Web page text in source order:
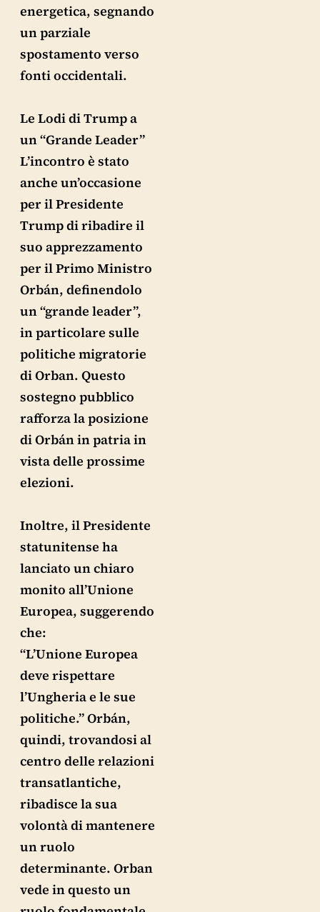
energetica, segnando
un parziale
spostamento verso
fonti occidentali.
Le Lodi di Trump a
un “Grande Leader”
L’incontro è stato
anche un’occasione
per il Presidente
Trump di ribadire il
suo apprezzamento
per il Primo Ministro
Orbán, definendolo
un “grande leader”,
in particolare sulle
politiche migratorie
di Orban. Questo
sostegno pubblico
rafforza la posizione
di Orbán in patria in
vista delle prossime
elezioni.
Inoltre, il Presidente
statunitense ha
lanciato un chiaro
monito all’Unione
Europea, suggerendo
che:
“L’Unione Europea
deve rispettare
l’Ungheria e le sue
politiche.” Orbán,
quindi, trovandosi al
centro delle relazioni
transatlantiche,
ribadisce la sua
volontà di mantenere
un ruolo
determinante. Orban
vede in questo un